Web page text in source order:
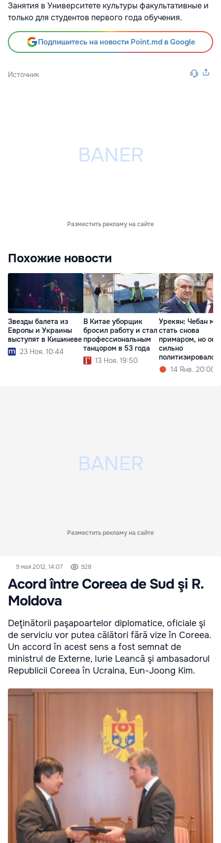
Занятия в Университете культуры факультативные и
только для студентов первого года обучения.
Подпишитесь на новости Point.md в Google
Источник
Разместить рекламу на сайте
Похожие новости
Звезды балета из
Европы и Украины
выступят в Кишиневе
23 Ноя. 10:44
В Китае уборщик
бросил работу и стал
профессиональным
танцором в 53 года
13 Ноя. 19:50
Урекян: Чебан
стать снова
примаром, но он
сильно
политизировался
14 Янв. 20:00
Разместить рекламу на сайте
9 мая 2012, 14:07 928
Acord între Coreea de Sud şi R.
Moldova
Deţinătorii paşapoartelor diplomatice, oficiale şi
de serviciu vor putea călători fără vize în Coreea.
Un accord în acest sens a fost semnat de
ministrul de Externe, Iurie Leancă şi ambasadorul
Republicii Coreea în Ucraina, Eun-Joong Kim.